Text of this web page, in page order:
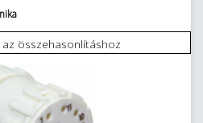
az összehasonlításhoz